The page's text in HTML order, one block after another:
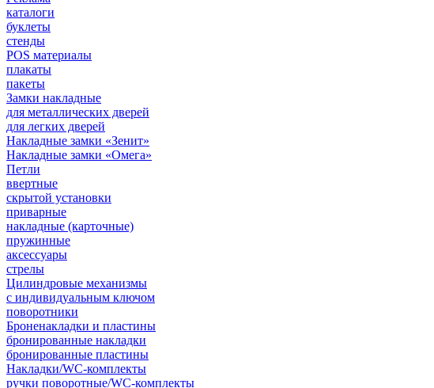
каталоги
буклеты
стенды
POS материалы
плакаты
пакеты
Замки накладные
для металлических дверей
для легких дверей
Накладные замки «Зенит»
Накладные замки «Омега»
Петли
ввертные
скрытой установки
приварные
накладные (карточные)
пружинные
аксессуары
стрелы
Цилиндровые механизмы
с индивидуальным ключом
поворотники
Броненакладки и пластины
бронированные накладки
бронированные пластины
Накладки/WC-комплекты
ручки поворотные/WC-комплекты